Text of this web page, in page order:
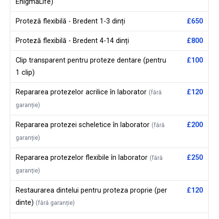
Proteză flexibilă - Bredent 1-3 dinți £650
Proteză flexibilă - Bredent 4-14 dinți £800
Clip transparent pentru proteze dentare (pentru
1 clip)
£100
Repararea protezelor acrilice în laborator (fără
garanție)
£120
Repararea protezei scheletice în laborator (fără
garanție)
£200
Repararea protezelor flexibile în laborator (fără
garanție)
£250
Restaurarea dintelui pentru proteza proprie (per
dinte) (fără garanție)
£120